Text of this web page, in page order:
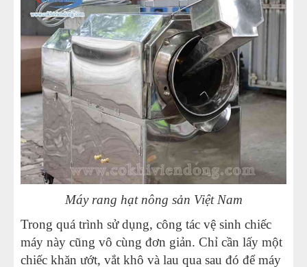
Máy rang hạt nông sản Việt Nam
Trong quá trình sử dụng, công tác vệ sinh chiếc
máy này cũng vô cùng đơn giản. Chỉ cần lấy một
chiếc khăn ướt, vắt khô và lau qua sau đó để máy